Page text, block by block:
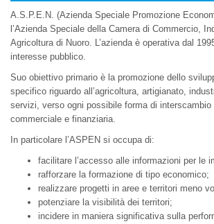
A.S.P.E.N. (Azienda Speciale Promozione
l’Azienda Speciale della Camera di Commercio,
Agricoltura di Nuoro. L’azienda è operativa dal
interesse pubblico.
Suo obiettivo primario è la promozione dello
specifico riguardo all’agricoltura, artigianato,
servizi, verso ogni possibile forma di interscambio
commerciale e finanziaria.
In particolare l’ASPEN si occupa di:
facilitare l’accesso alle informazioni per le
rafforzare la formazione di tipo economico;
realizzare progetti in aree e territori meno
potenziare la visibilità dei territori;
incidere in maniera significativa sulla